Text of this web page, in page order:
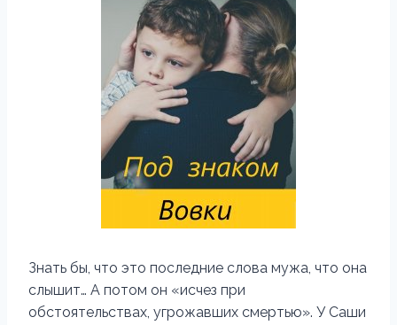
Знать бы, что это последние слова мужа, что она
слышит… А потом он «исчез при
обстоятельствах, угрожавших смертью». У Саши